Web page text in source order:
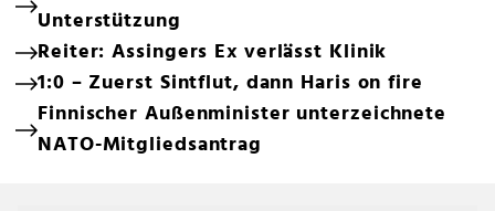
Unterstützung
Reiter: Assingers Ex verlässt Klinik
1:0 – Zuerst Sintflut, dann Haris on fire
Finnischer Außenminister unterzeichnete
NATO-Mitgliedsantrag